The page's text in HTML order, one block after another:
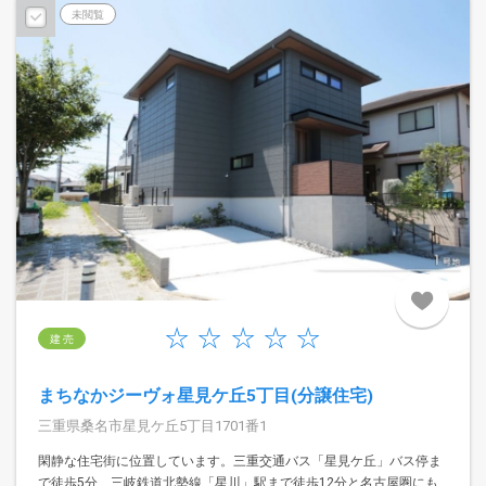
未閲覧
建 売
まちなかジーヴォ星見ケ丘5丁目(分譲住宅)
三重県桑名市星見ケ丘5丁目1701番1
閑静な住宅街に位置しています。三重交通バス「星見ケ丘」バス停ま